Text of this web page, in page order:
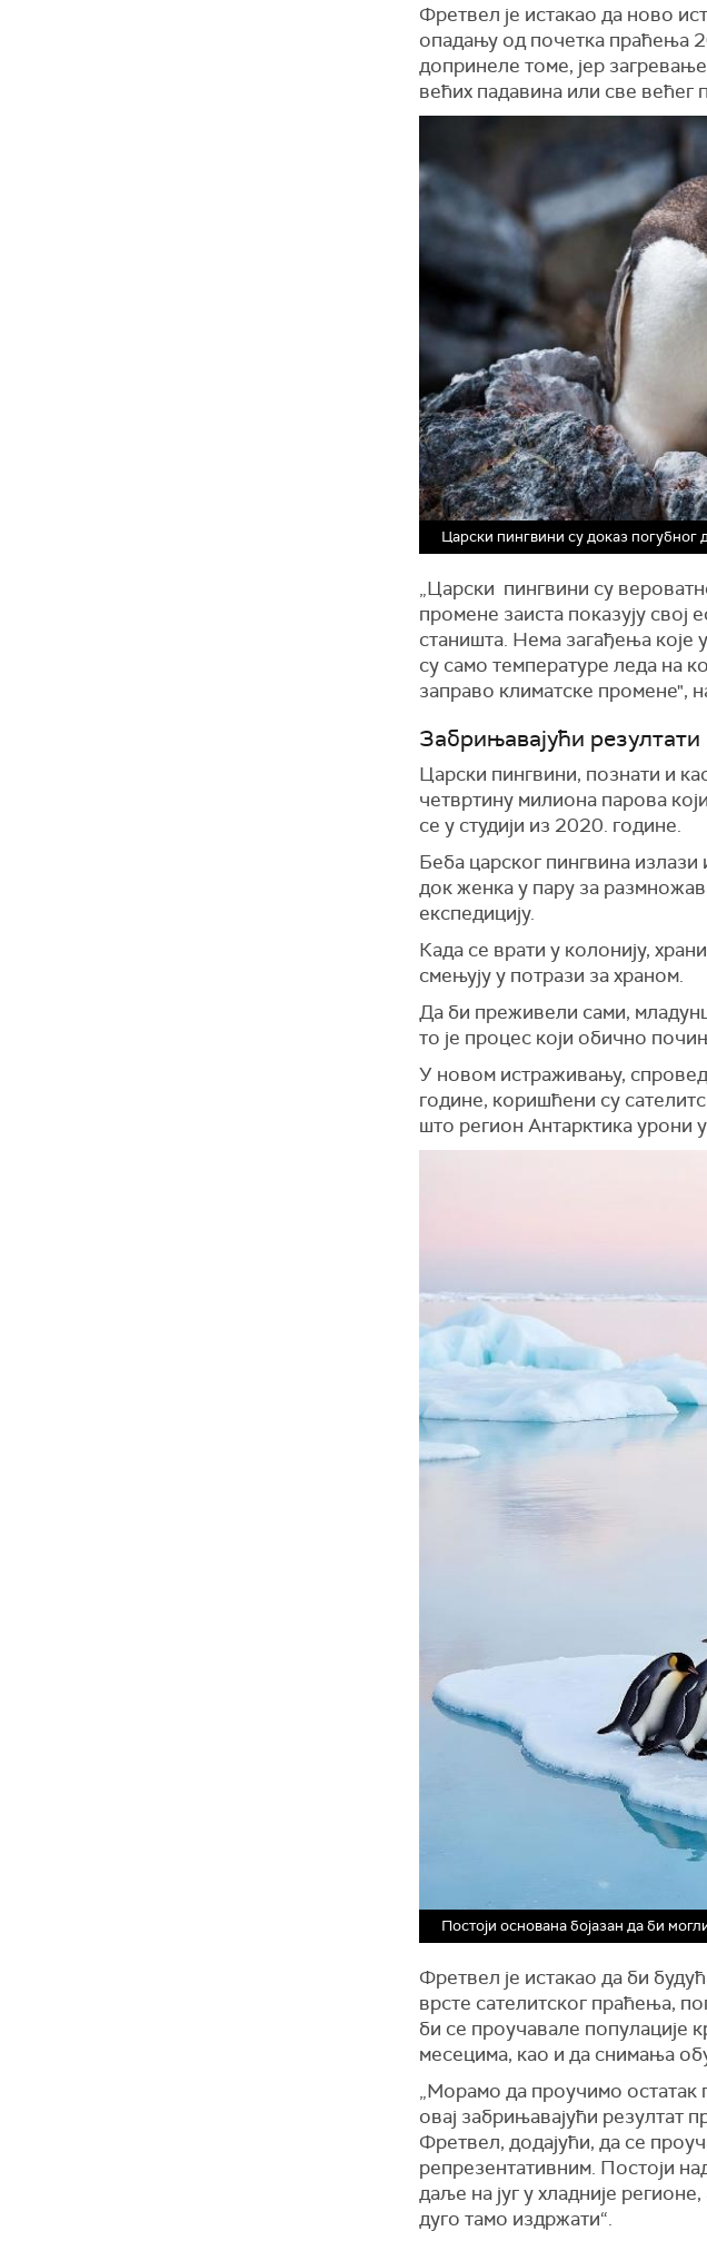
Фретвел је истакао да ново
опадању од почетка праћења
допринеле томе, јер
већих падавина или све већег
Царски пингвини су доказ погубног
„Царски пингвини су
промене заиста показују
станишта. Нема загађења које
су само температуре леда на
заправо климатске промене",
Забрињавајући
Царски пингвини, познати и
четвртину милиона парова
се у студији из 2020. године.
Беба царског пингвина излази
док женка у пару за
експедицију.
Када се врати у колонију,
смењују у потрази за храном.
Да би преживели сами,
то је процес који обично
У новом истраживању,
године, коришћени су
што регион Антарктика урони
Постоји основана бојазан да би
Фретвел је истакао да би
врсте сателитског праћења,
би се проучавале популације
месецима, као и да снимања
„Морамо да проучимо остатак
овај забрињавајући резултат
Фретвел, додајући, да се
репрезентативним. Постоји
даље на југ у хладније
дуго тамо издржати“.